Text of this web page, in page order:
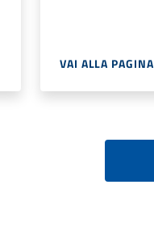
VAI ALLA PAGINA